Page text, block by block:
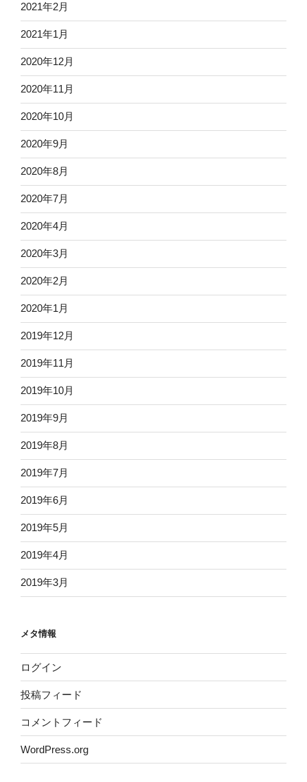
2021年2月
2021年1月
2020年12月
2020年11月
2020年10月
2020年9月
2020年8月
2020年7月
2020年4月
2020年3月
2020年2月
2020年1月
2019年12月
2019年11月
2019年10月
2019年9月
2019年8月
2019年7月
2019年6月
2019年5月
2019年4月
2019年3月
メタ情報
ログイン
投稿フィード
コメントフィード
WordPress.org